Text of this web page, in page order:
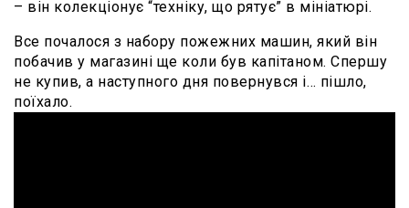
– він колекціонує “техніку, що рятує” в мініатюрі.
Все почалося з набору пожежних машин, який він
побачив у магазині ще коли був капітаном. Спершу
не купив, а наступного дня повернувся і… пішло,
поїхало.